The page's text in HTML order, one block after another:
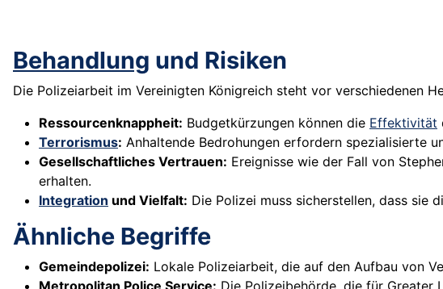
Behandlung und Risiken
Die Polizeiarbeit im Vereinigten Königreich steht vor verschiedenen
Ressourcenknappheit: Budgetkürzungen können die Effektivität
Terrorismus: Anhaltende Bedrohungen erfordern spezialisierte
Gesellschaftliches Vertrauen: Ereignisse wie der Fall von
erhalten.
Integration und Vielfalt: Die Polizei muss sicherstellen, dass sie
Ähnliche Begriffe
Gemeindepolizei: Lokale Polizeiarbeit, die auf den Aufbau von